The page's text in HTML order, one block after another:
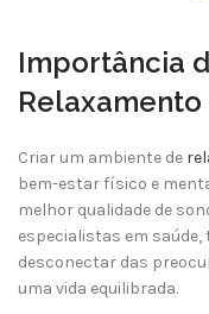
Importância
Criar um ambiente de
bem-estar físico e
melhor qualidade de
especialistas em
desconectar das
uma vida equilibrada.